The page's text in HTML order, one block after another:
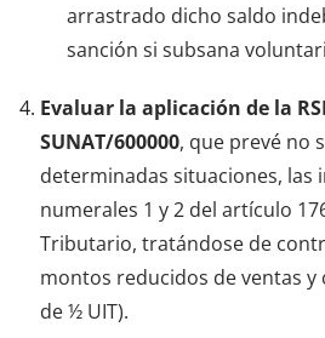
arrastrado dicho saldo
sanción si subsana
Evaluar la aplicación de la
SUNAT/600000, que prevé no
determinadas situaciones, las
numerales 1 y 2 del artículo
Tributario, tratándose de
montos reducidos de ventas
de ½ UIT).